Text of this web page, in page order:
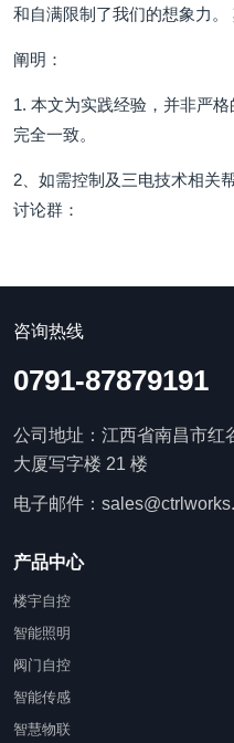
和自满限制了我们的想象力。
阐明：
1. 本文为实践经验，并非严
完全一致。
2、如需控制及三电技术相关
讨论群：
咨询热线
0791-87879191
公司地址：江西省南昌市红
大厦写字楼 21 楼
电子邮件：
产品中心
楼宇自控
智能照明
阀门自控
智能传感
智慧物联